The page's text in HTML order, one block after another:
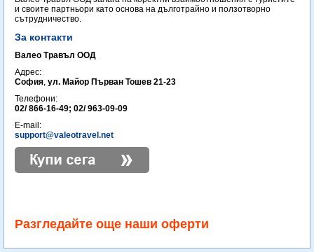
и своите партньори като основа на дълготрайно и ползотворно
сътрудничество.
За контакти
Валео Травъл ООД
Адрес:
София, ул. Майор Първан Тошев 21-23
Телефони:
02/ 866-16-49; 02/ 963-09-09
E-mail:
support@valeotravel.net
Разгледайте още наши оферти